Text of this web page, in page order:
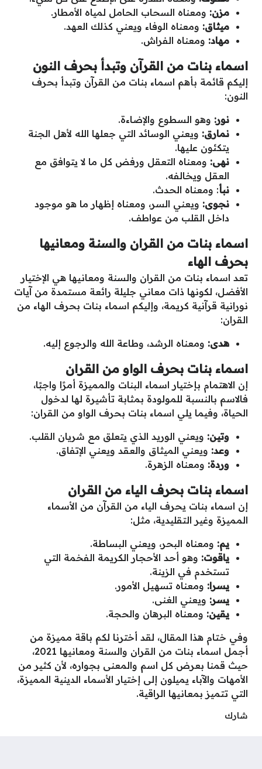
مزن: ومعناه السحاب الحامل لمياه الأمطار.
ميثاق: ومعناه الوفاء ويعني كذلك العهد.
مهاد: ومعناه الفراش.
اسماء بنات من القرآن وتبدأ بحرف النون
إليكم قائمة بأهم اسماء بنات من القرآن وتبدأ بحرف
النون:
نور: وهو السطوع والإضاءة.
نمارق: ويعني الوسائد التي جعلها الله لأهل الجنة
يتكئون عليها.
نهى: ومعناه التعقل ورفض كل ما لا يتوافق مع
العقل ويخالفه.
نبأ: ومعناه الحدث.
نجوى: ويعني السر، ومعناه إظهار ما هو موجود
داخل القلب من عواطف.
اسماء بنات من القران والسنة ومعانيها
بحرف الهاء
تعد اسماء بنات من القران والسنة ومعانيها هي الإختيار
الأفضل، لكونها ذات معاني جليلة رائعة مستمدة من آيات
نورانية قرآنية كريمة، وإليكم اسماء بنات بحرف الهاء من
القران:
هدى: ومعناه الرشد، وطاعة الله والرجوع إليه.
اسماء بنات بحرف الواو من القران
إن الاهتمام بإختيار اسماء البنات والمميزة أمرًا واجبًا،
فالاسم بالنسبة للمولودة بمثابة تأشيرة لها لدخول
الحياة، وفيما يلي اسماء بنات بحرف الواو من القران:
وتين: ويعني الوريد الذي يتعلق مع شريان القلب.
وعد: ويعني الميثاق والعقد ويعني الإتفاق.
وردة: ومعناه الزهرة.
اسماء بنات بحرف الياء من القران
إن اسماء بنات يحرف الياء من القرآن من الأسماء
المميزة وغير التقليدية، مثل:
يم: ومعناه البحر، ويعني البساطة.
ياقوت: وهو أحد الأحجار الكريمة الفخمة التي
تستخدم في الزينة.
يسرا: ومعناه تسهيل الأمور.
يسر: ويعني الغنى.
يقين: ومعناه البرهان والحجة.
وفي ختام هذا المقال، لقد أخترنا لكم باقة مميزة من
أجمل اسماء بنات من القران والسنة ومعانيها 2021،
حيث قمنا بعرض كل اسم والمعنى بجواره، لأن كثير من
الأمهات والآباء يميلون إلى إختيار الأسماء الدينية المميزة،
التي تتميز بمعانيها الراقية.
شارك